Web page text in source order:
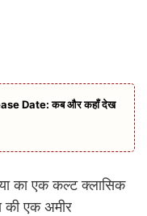
Date: कब और कहाँ देख
का एक कल्ट क्लासिक
की एक अमीर